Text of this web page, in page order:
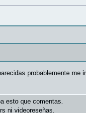
probablemente me
esto que comentas.
ni videoreseñas.